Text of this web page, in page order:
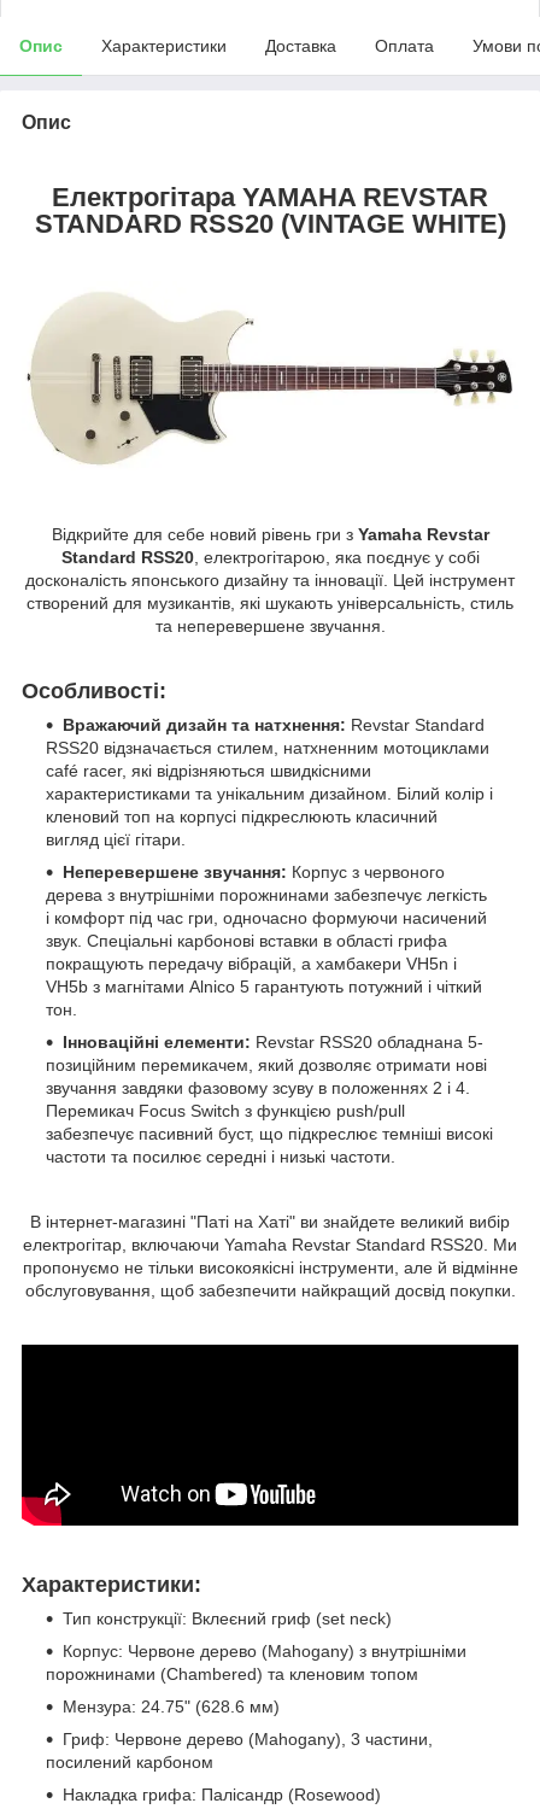
Опис Характеристики Доставка Оплата Умови
Опис
Електрогітара YAMAHA REVSTAR
STANDARD RSS20 (VINTAGE WHITE)
Відкрийте для себе новий рівень гри з Yamaha Revstar
Standard RSS20, електрогітарою, яка поєднує у собі
досконалість японського дизайну та інновації. Цей інструмент
створений для музикантів, які шукають універсальність, стиль
та неперевершене звучання.
Особливості:
Вражаючий дизайн та натхнення: Revstar Standard
RSS20 відзначається стилем, натхненним мотоциклами
café racer, які відрізняються швидкісними
характеристиками та унікальним дизайном. Білий колір і
кленовий топ на корпусі підкреслюють класичний
вигляд цієї гітари.
Неперевершене звучання: Корпус з червоного
дерева з внутрішніми порожнинами забезпечує легкість
і комфорт під час гри, одночасно формуючи насичений
звук. Спеціальні карбонові вставки в області грифа
покращують передачу вібрацій, а хамбакери VH5n і
VH5b з магнітами Alnico 5 гарантують потужний і чіткий
тон.
Інноваційні елементи: Revstar RSS20 обладнана 5-
позиційним перемикачем, який дозволяє отримати нові
звучання завдяки фазовому зсуву в положеннях 2 і 4.
Перемикач Focus Switch з функцією push/pull
забезпечує пасивний буст, що підкреслює темніші високі
частоти та посилює середні і низькі частоти.
В інтернет-магазині "Паті на Хаті" ви знайдете великий вибір
електрогітар, включаючи Yamaha Revstar Standard RSS20. Ми
пропонуємо не тільки високоякісні інструменти, але й відмінне
обслуговування, щоб забезпечити найкращий досвід покупки.
Характеристики:
Тип конструкції: Вклеєний гриф (set neck)
Корпус: Червоне дерево (Mahogany) з внутрішніми
порожнинами (Chambered) та кленовим топом
Мензура: 24.75" (628.6 мм)
Гриф: Червоне дерево (Mahogany), 3 частини,
посилений карбоном
Накладка грифа: Палісандр (Rosewood)